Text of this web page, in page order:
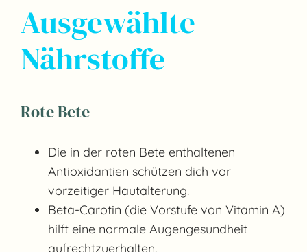
Ausgewählte
Nährstoffe
Rote Bete
Die in der roten Bete enthaltenen
Antioxidantien schützen dich vor
vorzeitiger Hautalterung.
Beta-Carotin (die Vorstufe von Vitamin A)
hilft eine normale Augengesundheit
aufrechtzuerhalten.